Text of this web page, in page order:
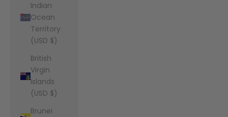
Indian
Ocean
Territory
(USD $)
British
Virgin
Islands
(USD $)
Brunei